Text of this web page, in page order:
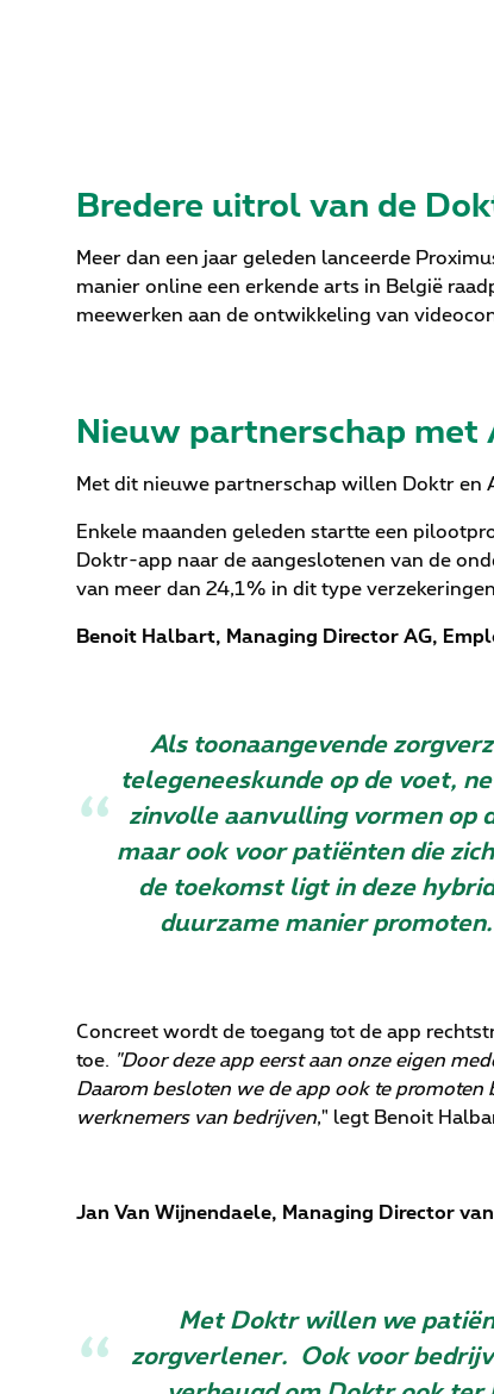
Bredere uitrol van de
Meer dan een jaar geleden lanceerde
manier online een erkende arts in België
meewerken aan de ontwikkeling van
Nieuw partnerschap met
Met dit nieuwe partnerschap willen Doktr en
Enkele maanden geleden startte een
Doktr-app naar de aangeslotenen van de
van meer dan 24,1% in dit type
Benoit Halbart, Managing Director AG,
Als toonaangevende
telegeneeskunde op de voet,
zinvolle aanvulling vormen op
maar ook voor patiënten die
de toekomst ligt in deze
duurzame manier
Concreet wordt de toegang tot de app
toe. "Door deze app eerst aan onze eigen
Daarom besloten we de app ook te
werknemers van bedrijven," legt Benoit
Jan Van Wijnendaele, Managing Director
Met Doktr willen we
zorgverlener. Ook voor